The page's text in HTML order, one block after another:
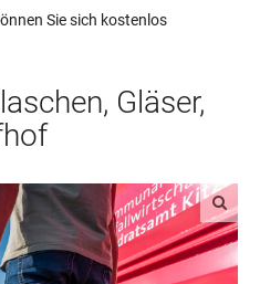
Sie sich kostenlos
Gläser,